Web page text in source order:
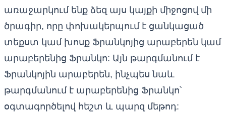
առաջարկում ենք ձեզ այս կայքի միջոցով մի
ծրագիր, որը փոխակերպում է ցանկացած
տեքստ կամ խոսք Ֆրանկոյից արաբերեն կամ
արաբերենից Ֆրանկո: Այն թարգմանում է
Ֆրանկոյին արաբերեն, ինչպես նաև
թարգմանում է արաբերենից Ֆրանկո՝
օգտագործելով հեշտ և պարզ մեթոդ: